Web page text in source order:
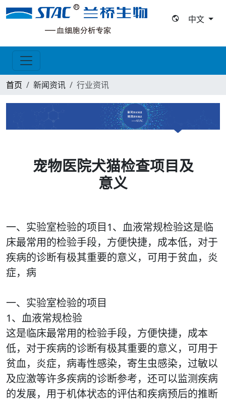
中文
首页 新闻资讯 行业资讯
宠物医院犬猫检查项目及
意义
一、实验室检验的项目1、血液常规检验这是临
床最常用的检验手段，方便快捷，成本低，对于
疾病的诊断有极其重要的意义，可用于贫血，炎
症，病
一、实验室检验的项目
1、血液常规检验
这是临床最常用的检验手段，方便快捷，成本
低，对于疾病的诊断有极其重要的意义，可用于
贫血，炎症，病毒性感染，寄生虫感染，过敏以
及应激等许多疾病的诊断参考，还可以监测疾病
的发展，用于机体状态的评估和疾病预后的推断